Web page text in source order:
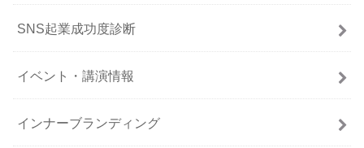
SNS起業成功度診断
イベント・講演情報
インナーブランディング